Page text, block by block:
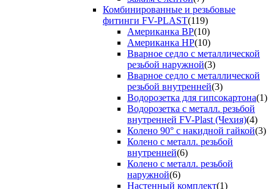
Комбинированные и резьбовые
фитинги FV-PLAST(119)
Американка ВР(10)
Американка НР(10)
Вварное седло с металлической
резьбой наружной(3)
Вварное седло с металлической
резьбой внутренней(3)
Водорозетка для гипсокартона(1)
Водорозетка с металл. резьбой
внутренней FV-Plast (Чехия)(4)
Колено 90° с накидной гайкой(3)
Колено с металл. резьбой
внутренней(6)
Колено с металл. резьбой
наружной(6)
Настенный комплект(1)